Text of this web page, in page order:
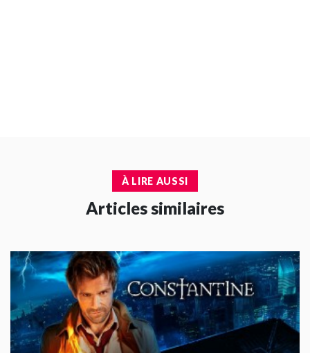
À LIRE AUSSI
Articles similaires